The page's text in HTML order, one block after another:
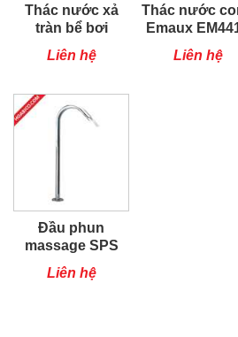
Thác nước xả
tràn bể bơi
Tafuma TB-900
Liên hệ
Thác nước
Emaux
Liên hệ
Đầu phun
massage SPS
Liên hệ